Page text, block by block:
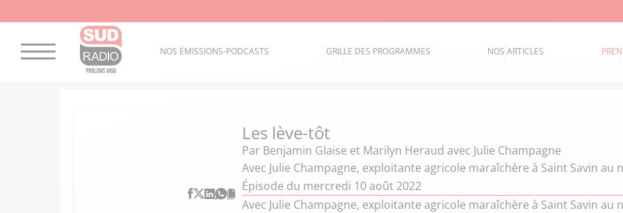
NOS ÉMISSIONS-PODCASTS GRILLE DES PROGRAMMES NOS ARTICLES
Les lève-tôt
Par Benjamin Glaise et Marilyn Heraud avec Julie Champagne
Avec Julie Champagne, exploitante agricole maraîchère à Saint Savin au
Épisode du mercredi 10 août 2022
Avec Julie Champagne, exploitante agricole maraîchère à Saint Savin au